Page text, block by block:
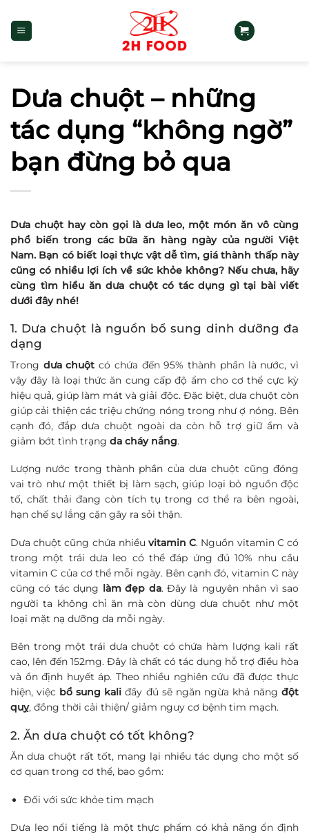
qua
nội
Dưa chuột – những
tác dụng “không ngờ”
bạn đừng bỏ qua
Dưa chuột hay còn gọi là dưa leo, một món ăn vô cùng
phổ biến trong các bữa ăn hàng ngày của người Việt
Nam. Bạn có biết loại thực vật dễ tìm, giá thành thấp này
cũng có nhiều lợi ích về sức khỏe không? Nếu chưa, hãy
cùng tìm hiểu ăn dưa chuột có tác dụng gì tại bài viết
dưới đây nhé!
1. Dưa chuột là nguồn bổ sung dinh dưỡng đa
dạng
Trong dưa chuột có chứa đến 95% thành phần là nước, vì
vậy đây là loại thức ăn cung cấp độ ẩm cho cơ thể cực kỳ
hiệu quả, giúp làm mát và giải độc. Đặc biệt, dưa chuột còn
giúp cải thiện các triệu chứng nóng trong như ợ nóng. Bên
cạnh đó, đắp dưa chuột ngoài da còn hỗ trợ giữ ẩm và
giảm bớt tình trạng da cháy nắng.
Lượng nước trong thành phần của dưa chuột cũng đóng
vai trò như một thiết bị làm sạch, giúp loại bỏ nguồn độc
tố, chất thải đang còn tích tụ trong cơ thể ra bên ngoài,
hạn chế sự lắng cặn gây ra sỏi thận.
Dưa chuột cũng chứa nhiều vitamin C. Nguồn vitamin C có
trong một trái dưa leo có thể đáp ứng đủ 10% nhu cầu
vitamin C của cơ thể mỗi ngày. Bên cạnh đó, vitamin C này
cũng có tác dụng làm đẹp da. Đây là nguyên nhân vì sao
người ta không chỉ ăn mà còn dùng dưa chuột như một
loại mặt nạ dưỡng da mỗi ngày.
Bên trong một trái dưa chuột có chứa hàm lượng kali rất
cao, lên đến 152mg. Đây là chất có tác dụng hỗ trợ điều hòa
và ổn định huyết áp. Theo nhiều nghiên cứu đã được thực
hiện, việc bổ sung kali đầy đủ sẽ ngăn ngừa khả năngđột
quỵ, đồng thời cải thiện/ giảm nguy cơ bệnh tim mạch.
2. Ăn dưa chuột có tốt không?
Ăn dưa chuột rất tốt, mang lại nhiều tác dụng cho một số
cơ quan trong cơ thể, bao gồm:
Đối với sức khỏe tim mạch
Dưa leo nổi tiếng là một thực phẩm có khả năng ổn định